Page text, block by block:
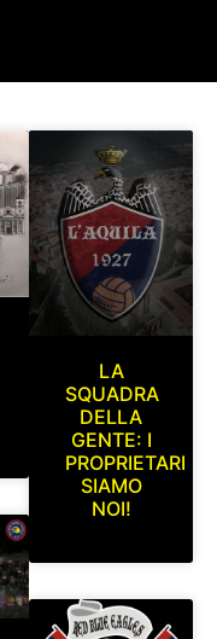
LA
SQUADRA
DELLA
GENTE: I
PROPRIETARI
SIAMO
NOI!